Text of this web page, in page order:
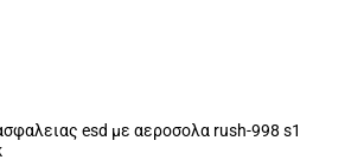
esd με αεροσολα rush-998 s1